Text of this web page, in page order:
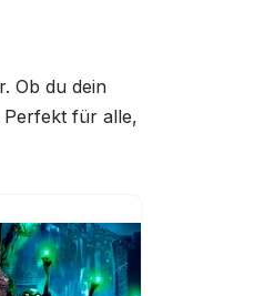
Ob du dein
Perfekt für alle,